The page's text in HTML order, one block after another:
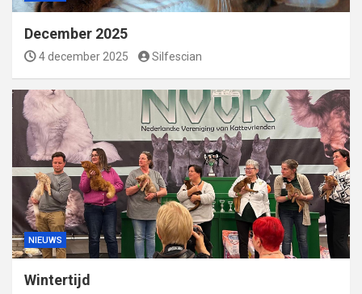
December 2025
4 december 2025 Silfescian
NIEUWS
Wintertijd